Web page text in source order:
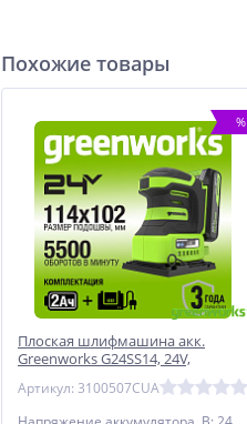
Похожие товары
%
Плоская шлифмашина акк.
Greenworks G24SS14, 24V,
115x140мм, 5500 об/мин, ампл.
1,6 мм, 1х2Ач, ЗУ
Артикул: 3100507CUA